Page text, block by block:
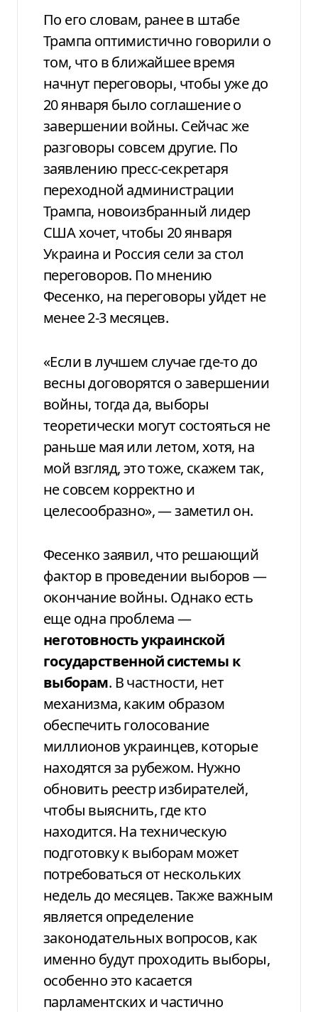
По его словам, ранее в штабе
Трампа оптимистично говорили о
том, что в ближайшее время
начнут переговоры, чтобы уже до
20 января было соглашение о
завершении войны. Сейчас же
разговоры совсем другие. По
заявлению пресс-секретаря
переходной администрации
Трампа, новоизбранный лидер
США хочет, чтобы 20 января
Украина и Россия сели за стол
переговоров. По мнению
Фесенко, на переговоры уйдет не
менее 2-3 месяцев.
«Если в лучшем случае где-то до
весны договорятся о завершении
войны, тогда да, выборы
теоретически могут состояться не
раньше мая или летом, хотя, на
мой взгляд, это тоже, скажем так,
не совсем корректно и
целесообразно», — заметил он.
Фесенко заявил, что решающий
фактор в проведении выборов —
окончание войны. Однако есть
еще одна проблема —
неготовность украинской
государственной системы к
выборам. В частности, нет
механизма, каким образом
обеспечить голосование
миллионов украинцев, которые
находятся за рубежом. Нужно
обновить реестр избирателей,
чтобы выяснить, где кто
находится. На техническую
подготовку к выборам может
потребоваться от нескольких
недель до месяцев. Также важным
является определение
законодательных вопросов, как
именно будут проходить выборы,
особенно это касается
парламентских и частично